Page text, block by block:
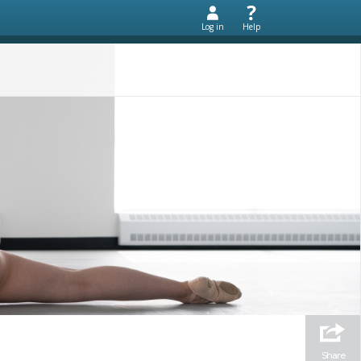
Log in Help
Share